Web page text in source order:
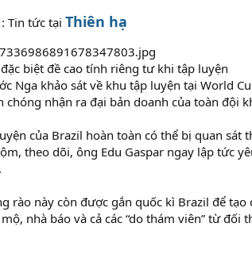
Tin tức tại Thiên hạ
biệt đề cao tính riêng tư khi tập luyện
Nga khảo sát về khu tập luyện tại World
chóng nhận ra đại bản doanh của toàn đội
của Brazil hoàn toàn có thể bị quan
theo dõi, ông Edu Gaspar ngay lập tức
rào này còn được gắn quốc kì Brazil để tạo
nhà báo và cả các “do thám viên” từ